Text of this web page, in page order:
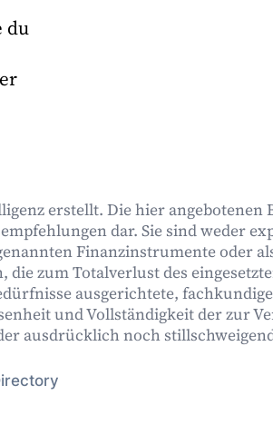
du
erstellt. Die hier angebotenen
dar. Sie sind weder
Finanzinstrumente oder
zum Totalverlust des
ausgerichtete,
und Vollständigkeit der zur
ausdrücklich noch